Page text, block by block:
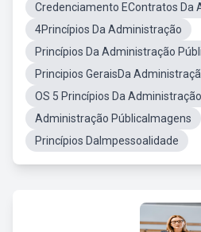
Credenciamento EContratos Da
4Princípios Da Administração
Princípios Da Administração
Principios GeraisDa
OS 5 Princípios Da
Administração PúblicaImagens
Princípios DaImpessoalidade